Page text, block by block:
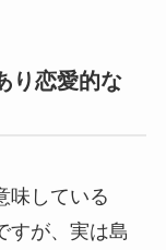
り恋愛的な
味している
すが、実は島